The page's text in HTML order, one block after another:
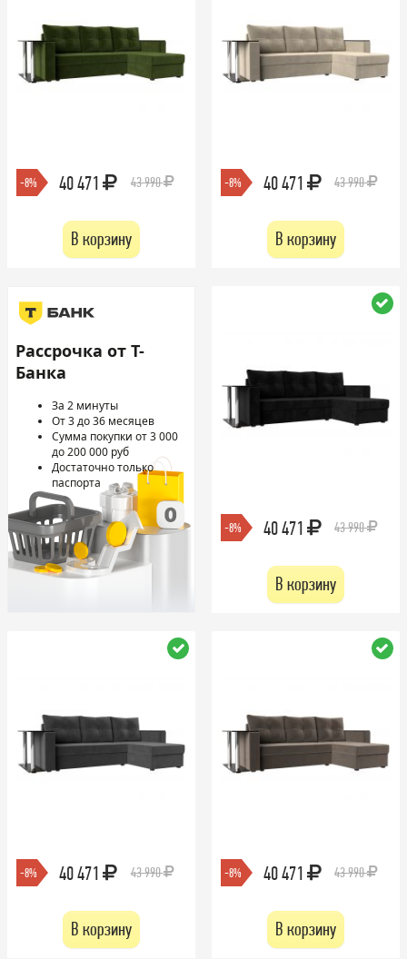
-8% 40 471 43 990
В корзину
-8% 40 471 43 990
В корзину
Рассрочка от Т-
Банка
За 2 минуты
От 3 до 36 месяцев
Сумма покупки от 3 000
до 200 000 руб
Достаточно только
паспорта
-8% 40 471 43 990
В корзину
-8% 40 471 43 990
В корзину
-8% 40 471 43 990
В корзину